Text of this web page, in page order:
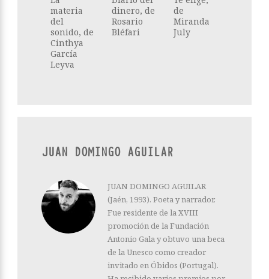
materia
del
sonido, de
Cinthya
García
Leyva
dinero, de
Rosario
Bléfari
de
Miranda
July
JUAN DOMINGO AGUILAR
JUAN DOMINGO AGUILAR
(Jaén, 1993). Poeta y narrador.
Fue residente de la XVIII
promoción de la Fundación
Antonio Gala y obtuvo una beca
de la Unesco como creador
invitado en Óbidos (Portugal).